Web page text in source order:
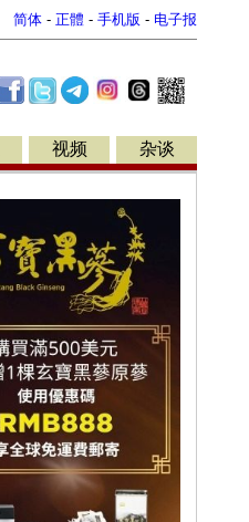
简体 - 正體 - 手机版 - 电子报
视频 杂谈